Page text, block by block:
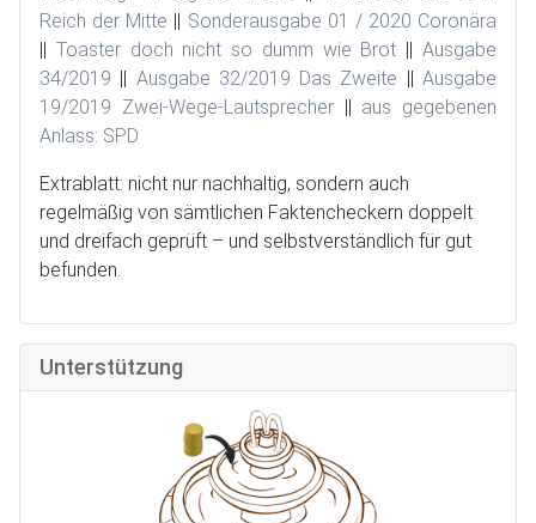
Reich der Mitte
Sonderausgabe 01 / 2020 Coronära
Toaster doch nicht so dumm wie Brot ||Ausgabe
34/2019
Ausgabe 32/2019 Das Zweite ||Ausgabe
19/2019 Zwei-Wege-Lautsprecher|| aus gegebenen
Anlass: SPD
Extrablatt: nicht nur nachhaltig, sondern auch
regelmäßig von sämtlichen Faktencheckern doppelt
und dreifach geprüft – und selbstverständlich für gut
befunden.
Unterstützung